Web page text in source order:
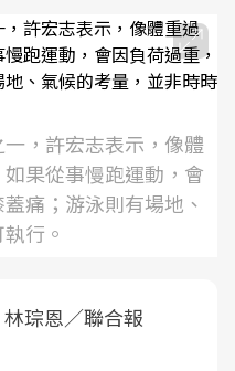
，許宏志表示，像體
果從事慢跑運動，會
痛；游泳則有場地、
行。
林琮恩／聯合報